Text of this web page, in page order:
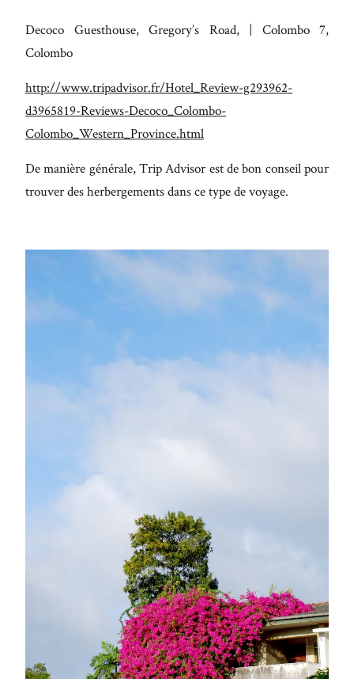
Decoco Guesthouse, Gregory’s Road, | Colombo 7,
Colombo
http://www.tripadvisor.fr/Hotel_Review-g293962-
d3965819-Reviews-Decoco_Colombo-
Colombo_Western_Province.html
De manière générale, Trip Advisor est de bon conseil pour
trouver des herbergements dans ce type de voyage.